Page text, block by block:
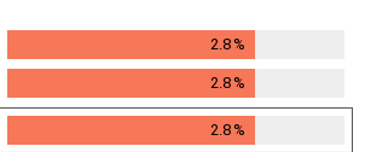
2.8%
2.8%
2.8%